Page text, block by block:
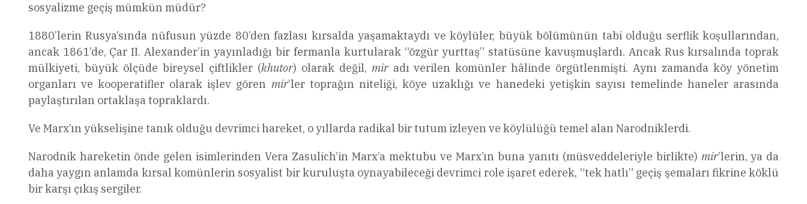
sosyalizme geçiş mümkün müdür?
1880’lerin Rusya’sında nüfusun yüzde 80’den fazlası kırsalda yaşamaktaydı ve köylüler, büyük bölümünün tabi olduğu serflik koşullarından,
ancak 1861’de, Çar II. Alexander’in yayınladığı bir fermanla kurtularak “özgür yurttaş” statüsüne kavuşmuşlardı. Ancak Rus kırsalında toprak
mülkiyeti, büyük ölçüde bireysel çiftlikler (khutor) olarak değil, miradı verilen komünler hâlinde örgütlenmişti. Aynı zamanda köy yönetim
organları ve kooperatifler olarak işlev gören mir’ler toprağın niteliği, köye uzaklığı ve hanedeki yetişkin sayısı temelinde haneler arasında
paylaştırılan ortaklaşa topraklardı.
Ve Marx’ın yükselişine tanık olduğu devrimci hareket, o yıllarda radikal bir tutum izleyen ve köylülüğü temel alan Narodniklerdi.
Narodnik hareketin önde gelen isimlerinden Vera Zasulich’in Marx’a mektubu ve Marx’ın buna yanıtı (müsveddeleriyle birlikte) mir’lerin, ya da
daha yaygın anlamda kırsal komünlerin sosyalist bir kuruluşta oynayabileceği devrimci role işaret ederek, “tek hatlı” geçiş şemaları fikrine köklü
bir karşı çıkış sergiler.